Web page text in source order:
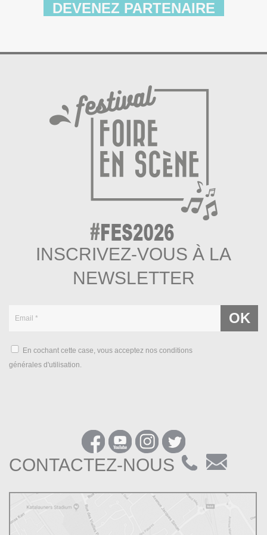
DEVENEZ PARTENAIRE
INSCRIVEZ-VOUS À LA
NEWSLETTER
En cochant cette case, vous acceptez nos conditions
générales d'utilisation.
CONTACTEZ-NOUS